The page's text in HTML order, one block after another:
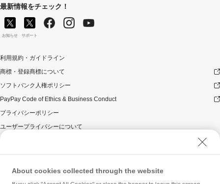
最新情報をチェック！
お知らせ サポート
利用規約・ガイドライン
商標・登録商標について
ソフトバンク人権ポリシー
PayPay Code of Ethics & Business Conduct
プライバシーポリシー
ユーザープライバシーについて
ウェブサイト利用規約
反社会的勢力に対する方針
勧誘方針
About cookies collected through the website